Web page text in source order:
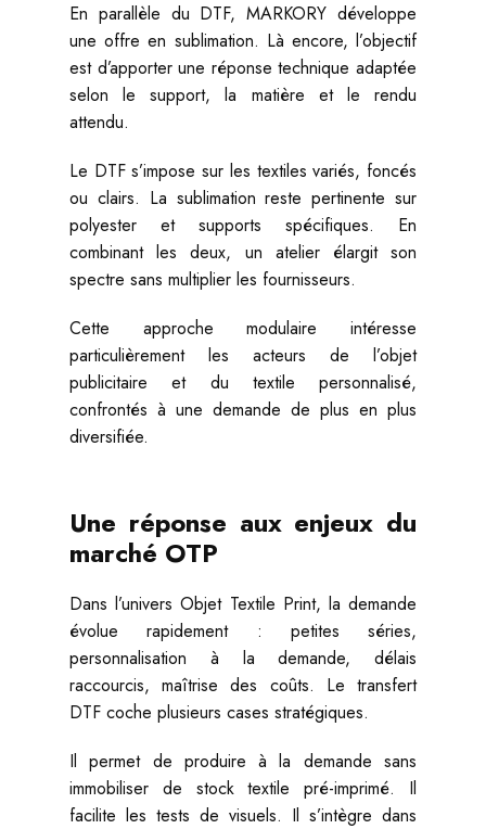
En parallèle du DTF, MARKORY développe
une offre en sublimation. Là encore, l’objectif
est d’apporter une réponse technique adaptée
selon le support, la matière et le rendu
attendu.
Le DTF s’impose sur les textiles variés, foncés
ou clairs. La sublimation reste pertinente sur
polyester et supports spécifiques. En
combinant les deux, un atelier élargit son
spectre sans multiplier les fournisseurs.
Cette approche modulaire intéresse
particulièrement les acteurs de l’objet
publicitaire et du textile personnalisé,
confrontés à une demande de plus en plus
diversifiée.
Une réponse aux enjeux du
marché OTP
Dans l’univers Objet Textile Print, la demande
évolue rapidement : petites séries,
personnalisation à la demande, délais
raccourcis, maîtrise des coûts. Le transfert
DTF coche plusieurs cases stratégiques.
Il permet de produire à la demande sans
immobiliser de stock textile pré-imprimé. Il
facilite les tests de visuels. Il s’intègre dans